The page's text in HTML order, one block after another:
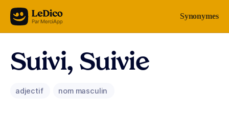
Aller au contenu Synonymes
Suivi, Suivie
adjectif nom masculin